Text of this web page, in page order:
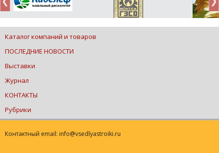
Каталог компаний и товаров
ПОСЛЕДНИЕ НОВОСТИ
Выставки
Журнал
КОНТАКТЫ
Рубрики
Контактный email: info@vsedlyastroiki.ru